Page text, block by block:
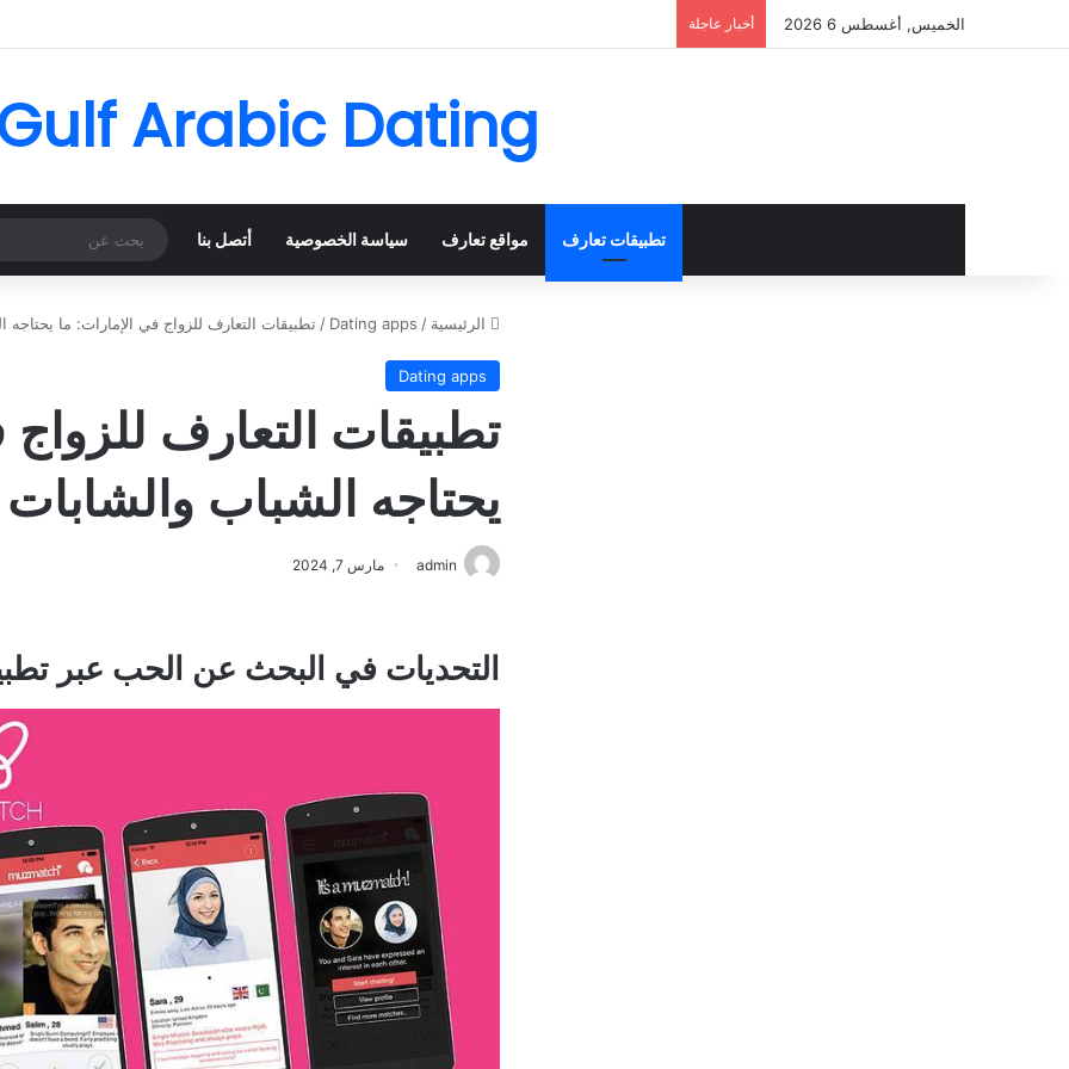
الخميس, أغسطس 6 2026 أخبار عاجلة
Arabic Dating
تطبيقات تعارف مواقع تعارف سياسة الخصوصية أتصل بنا
الرئيسية /
Dating apps
/ تطبيقات التعارف للزواج في الإمارات: ما
Dating apps
تطبيقات التعارف
يحتاجه الشباب
admin مارس 7, 2024
التحديات في البحث عن الحب عبر